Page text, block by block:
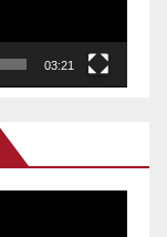
03:21